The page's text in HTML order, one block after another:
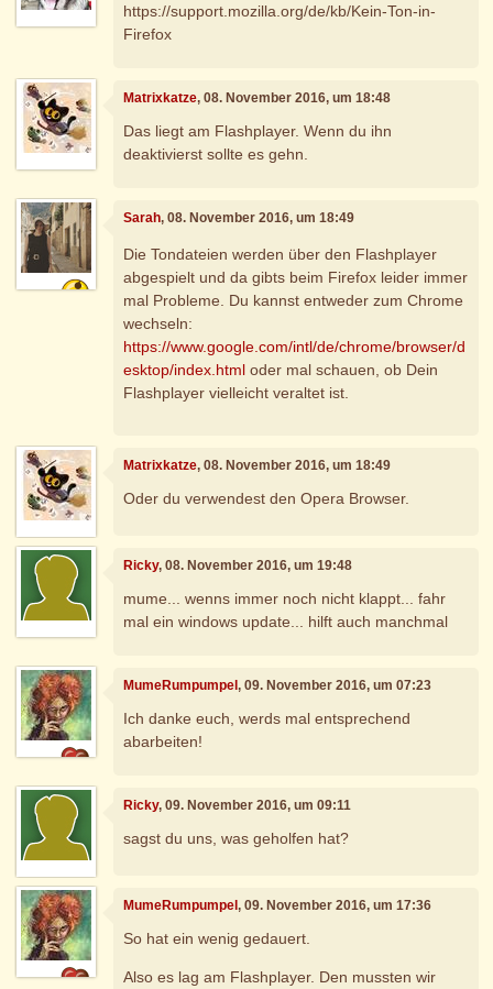
https://support.mozilla.org/de/kb/Kein-Ton-in-
Firefox
Matrixkatze, 08. November 2016, um 18:48
Das liegt am Flashplayer. Wenn du ihn
deaktivierst sollte es gehn.
Sarah, 08. November 2016, um 18:49
Die Tondateien werden über den Flashplayer
abgespielt und da gibts beim Firefox leider immer
mal Probleme. Du kannst entweder zum Chrome
wechseln:
https://www.google.com/intl/de/chrome/browser/d
esktop/index.html oder mal schauen, ob Dein
Flashplayer vielleicht veraltet ist.
Matrixkatze, 08. November 2016, um 18:49
Oder du verwendest den Opera Browser.
Ricky, 08. November 2016, um 19:48
mume... wenns immer noch nicht klappt... fahr
mal ein windows update... hilft auch manchmal
MumeRumpumpel, 09. November 2016, um 07:23
Ich danke euch, werds mal entsprechend
abarbeiten!
Ricky, 09. November 2016, um 09:11
sagst du uns, was geholfen hat?
MumeRumpumpel, 09. November 2016, um 17:36
So hat ein wenig gedauert.
Also es lag am Flashplayer. Den mussten wir